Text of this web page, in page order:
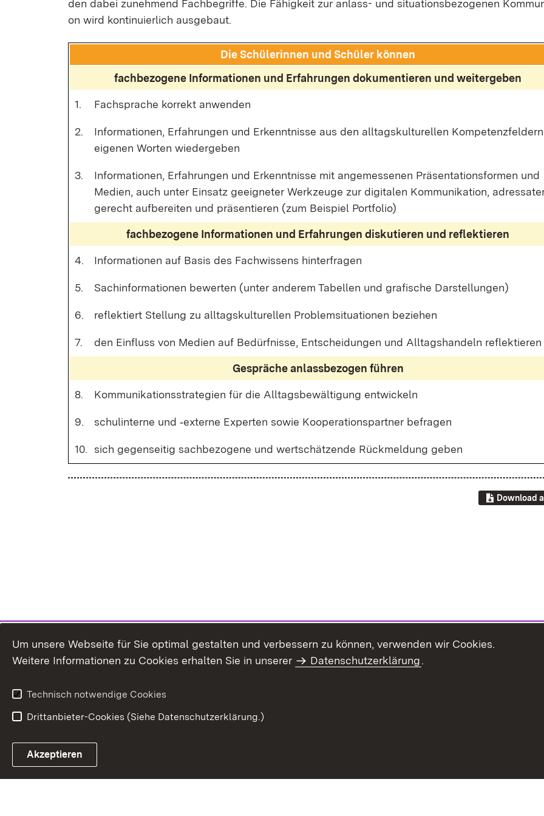
den da­bei zu­neh­mend Fach­be­grif­fe. Die Fä­hig­keit zur an­lass- und si­tua­ti­ons­be­zo­ge­nen
on wird kon­ti­nu­ier­lich aus­ge­baut.
Die Schü­le­rin­nen und Schü­ler kön­nen
fach­be­zo­ge­ne In­for­ma­tio­nen und Er­fah­run­gen do­ku­men­tie­ren und wei­ter­ge­ben
1. Fach­spra­che kor­rekt an­wen­den
2.
In­for­ma­tio­nen, Er­fah­run­gen und Er­kennt­nis­se aus den all­tags­kul­tu­rel­len
ei­ge­nen Wor­ten wie­der­ge­ben
3.
In­for­ma­tio­nen, Er­fah­run­gen und Er­kennt­nis­se mit an­ge­mes­se­nen Prä­sen­ta­ti­ons­for­men und
Me­di­en, auch un­ter Ein­satz ge­eig­ne­ter Werk­zeu­ge zur di­gi­ta­len Kom­mu­ni­ka­ti­on,
ge­recht auf­be­rei­ten und prä­sen­tie­ren (zum Bei­spiel Port­fo­lio)
fach­be­zo­ge­ne In­for­ma­tio­nen und Er­fah­run­gen dis­ku­tie­ren und re­flek­tie­ren
4. In­for­ma­tio­nen auf Ba­sis des Fach­wis­sens hin­ter­fra­gen
5. Sach­in­for­ma­tio­nen be­wer­ten (un­ter an­de­rem Ta­bel­len und gra­fi­sche Dar­stel­lun­gen)
6. re­flek­tiert Stel­lung zu all­tags­kul­tu­rel­len Pro­blem­si­tua­tio­nen be­zie­hen
7. den Ein­fluss von Me­di­en auf Be­dürf­nis­se, Ent­schei­dun­gen und All­tags­han­deln re­flek­tie­ren
Ge­sprä­che an­lass­be­zo­gen füh­ren
8. Kom­mu­ni­ka­ti­ons­stra­te­gi­en für die All­tags­be­wäl­ti­gung ent­wi­ckeln
9. schul­in­ter­ne und ‑ex­ter­ne Ex­per­ten so­wie Ko­ope­ra­ti­ons­part­ner be­fra­gen
10. sich ge­gen­sei­tig sach­be­zo­ge­ne und wert­schät­zen­de Rück­mel­dung ge­ben
Download
Um unsere Webseite für Sie optimal gestalten und verbessern zu können, verwenden wir Cookies.
Weitere Informationen zu Cookies erhalten Sie in unserer
Datenschutzerklärung.
Technisch notwendige Cookies
Drittanbieter-Cookies (Siehe Datenschutzerklärung.)
Akzeptieren